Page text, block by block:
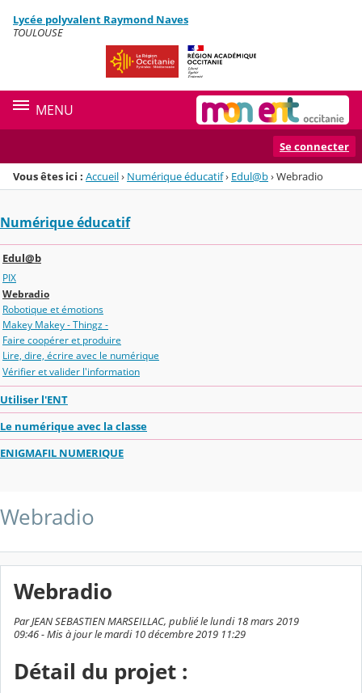
Menu de la rubrique
Contenu
Lycée polyvalent Raymond Naves
TOULOUSE
MENU
Se connecter
Vous êtes ici : Accueil› Numérique éducatif› Edul@b›Webradio
Numérique éducatif
Edul@b
PIX
Webradio
Robotique et émotions
Makey Makey - Thingz -
Faire coopérer et produire
Lire, dire, écrire avec le numérique
Vérifier et valider l'information
Utiliser l'ENT
Le numérique avec la classe
ENIGMAFIL NUMERIQUE
Webradio
Webradio
Par JEAN SEBASTIEN MARSEILLAC, publié le lundi 18 mars 2019
09:46 - Mis à jour le mardi 10 décembre 2019 11:29
Détail du projet :